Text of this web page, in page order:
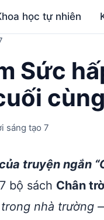
học tự nhiên
Sức
sáng tạo 7
truyện ngắn
bộ sách Chân
trong nhà